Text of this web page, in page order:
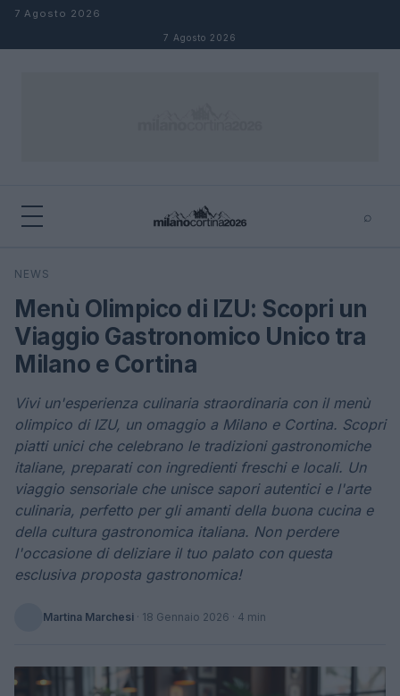
Salta al contenuto
7 Agosto 2026
7 Agosto 2026
⌕
Cerca
NEWS
Menù Olimpico di IZU: Scopri un
Viaggio Gastronomico Unico tra
Milano e Cortina
Vivi un'esperienza culinaria straordinaria con il menù
olimpico di IZU, un omaggio a Milano e Cortina. Scopri
piatti unici che celebrano le tradizioni gastronomiche
italiane, preparati con ingredienti freschi e locali. Un
viaggio sensoriale che unisce sapori autentici e l'arte
culinaria, perfetto per gli amanti della buona cucina e
della cultura gastronomica italiana. Non perdere
l'occasione di deliziare il tuo palato con questa
esclusiva proposta gastronomica!
Martina Marchesi · 18 Gennaio 2026 · 4 min